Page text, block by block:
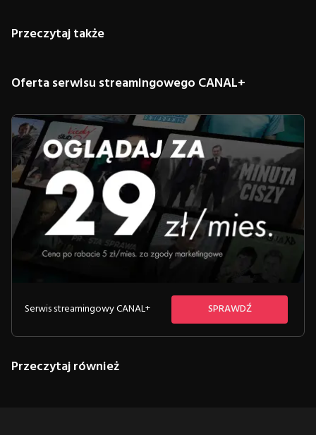
Przeczytaj także
Oferta serwisu streamingowego CANAL+
Serwis streamingowy CANAL+ SPRAWDŹ
Przeczytaj również